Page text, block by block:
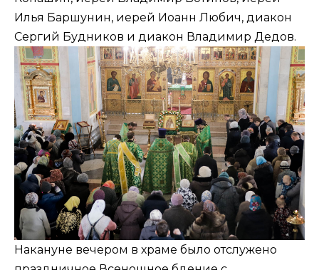
Илья Баршунин, иерей Иоанн Любич, диакон
Сергий Будников и диакон Владимир Дедов.
Накануне вечером в храме было отслужено